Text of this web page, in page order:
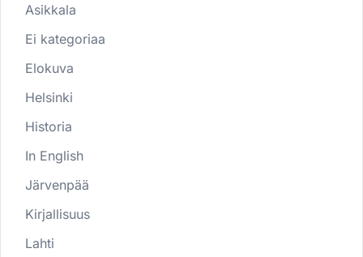
Asikkala
Ei kategoriaa
Elokuva
Helsinki
Historia
In English
Järvenpää
Kirjallisuus
Lahti